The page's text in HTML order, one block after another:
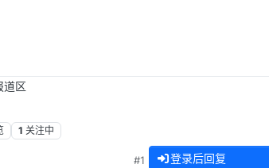
道区
1 关注中
#1 登录后回复